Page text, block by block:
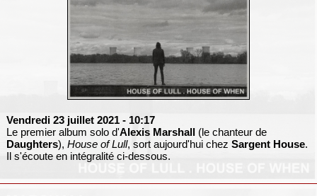
Vendredi 23 juillet 2021 - 10:17
Le premier album solo d'Alexis Marshall(le chanteur de
Daughters), House of Lull, sort aujourd'hui chez Sargent House.
Il s'écoute en intégralité ci-dessous.